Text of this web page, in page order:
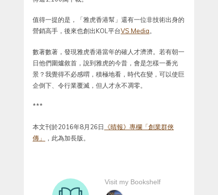
值得一提的是，「雅虎香港幫」還有一位非技術出身的
營銷高手，後來也創出KOL平台VS Media。
數著數著，發現雅虎香港當年的確人才濟濟。若有朝一
日他們圍爐敘首，說到雅虎的今昔，會是怎樣一番光
景？我覺得不必感喟，積極地看，時代在變，可以使巨
企倒下、令行業覆滅，但人才永不凋零。
***
本文刊於2016年8月26日 《晴報》專欄「創業群俠
傳」
，此為加長版。